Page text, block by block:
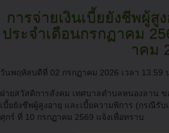
การจ่ายเงินเบี้ยยังชีพผู้สู
ประจำเดือนกรกฏาคม
าคม
วันพฤหัสบดีที่ 02 กรกฏาคม 2026 เวลา 13:59
ฝ่ายสวัสดิการสังคม เทศบาลตำบลหนองลาน ข
เบี้ยยังชีพผู้สูงอายุ และเบี้ยความพิการ (กรณีรั
ศุกร์ ที่ 10 กรกฏาคม 2569 แจ้งเพื่อทราบ